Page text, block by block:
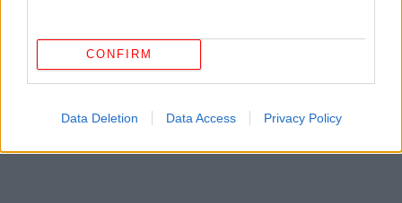
CONFIRM
Data Deletion Data Access Privacy Policy